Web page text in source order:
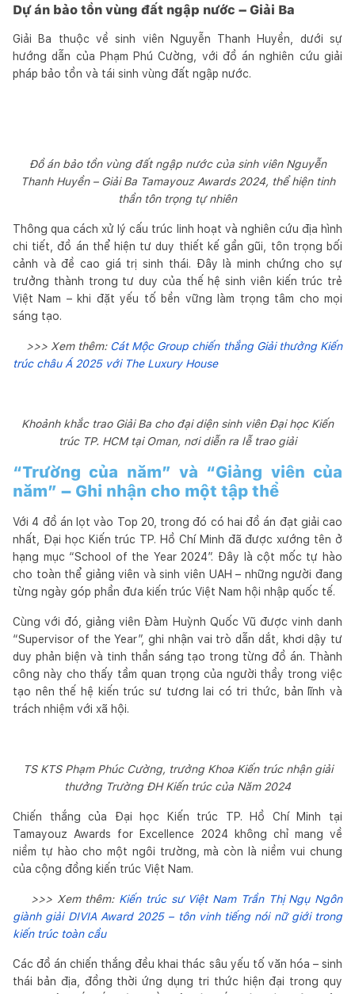
Dự án bảo tồn vùng đất ngập nước – Giải Ba
Giải Ba thuộc về sinh viên Nguyễn Thanh Huyền, dưới sự
hướng dẫn của Phạm Phú Cường, với đồ án nghiên cứu giải
pháp bảo tồn và tái sinh vùng đất ngập nước.
Đồ án bảo tồn vùng đất ngập nước của sinh viên Nguyễn
Thanh Huyền – Giải Ba Tamayouz Awards 2024, thể hiện tinh
thần tôn trọng tự nhiên
Thông qua cách xử lý cấu trúc linh hoạt và nghiên cứu địa hình
chi tiết, đồ án thể hiện tư duy thiết kế gần gũi, tôn trọng bối
cảnh và đề cao giá trị sinh thái. Đây là minh chứng cho sự
trưởng thành trong tư duy của thế hệ sinh viên kiến trúc trẻ
Việt Nam – khi đặt yếu tố bền vững làm trọng tâm cho mọi
sáng tạo.
>>> Xem thêm: Cát Mộc Group chiến thắng Giải thưởng Kiến
trúc châu Á 2025 với The Luxury House
Khoảnh khắc trao Giải Ba cho đại diện sinh viên Đại học Kiến
trúc TP. HCM tại Oman, nơi diễn ra lễ trao giải
“Trường của năm” và “Giảng viên của
năm” – Ghi nhận cho một tập thể
Với 4 đồ án lọt vào Top 20, trong đó có hai đồ án đạt giải cao
nhất, Đại học Kiến trúc TP. Hồ Chí Minh đã được xướng tên ở
hạng mục “School of the Year 2024”. Đây là cột mốc tự hào
cho toàn thể giảng viên và sinh viên UAH – những người đang
từng ngày góp phần đưa kiến trúc Việt Nam hội nhập quốc tế.
Cùng với đó, giảng viên Đàm Huỳnh Quốc Vũ được vinh danh
“Supervisor of the Year”, ghi nhận vai trò dẫn dắt, khơi dậy tư
duy phản biện và tinh thần sáng tạo trong từng đồ án. Thành
công này cho thấy tầm quan trọng của người thầy trong việc
tạo nên thế hệ kiến trúc sư tương lai có tri thức, bản lĩnh và
trách nhiệm với xã hội.
TS KTS Phạm Phúc Cường, trưởng Khoa Kiến trúc nhận giải
thưởng Trường ĐH Kiến trúc của Năm 2024
Chiến thắng của Đại học Kiến trúc TP. Hồ Chí Minh tại
Tamayouz Awards for Excellence 2024 không chỉ mang về
niềm tự hào cho một ngôi trường, mà còn là niềm vui chung
của cộng đồng kiến trúc Việt Nam.
>>> Xem thêm: Kiến trúc sư Việt Nam Trần Thị Ngụ Ngôn
giành giải DIVIA Award 2025 – tôn vinh tiếng nói nữ giới trong
kiến trúc toàn cầu
Các đồ án chiến thắng đều khai thác sâu yếu tố văn hóa – sinh
thái bản địa, đồng thời ứng dụng tri thức hiện đại trong quy